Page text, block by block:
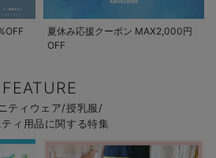
夏休み応援クーポン MAX2,000円
OFF
FEATURE
ティウェア/授乳服/
ィ用品に関する特集